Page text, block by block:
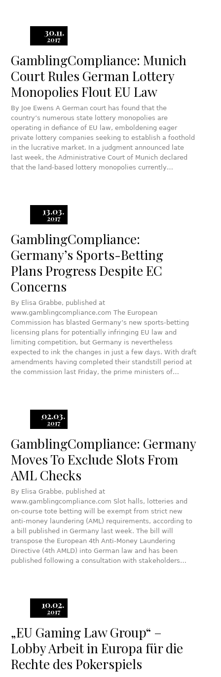
30.11.
2017
GamblingCompliance: Munich
Court Rules German Lottery
Monopolies Flout EU Law
By Joe Ewens A German court has found that the
country’s numerous state lottery monopolies are
operating in defiance of EU law, emboldening eager
private lottery companies seeking to establish a foothold
in the lucrative market. In a judgment announced late
last week, the Administrative Court of Munich declared
that the land-based lottery monopolies currently…
13.03.
2017
GamblingCompliance:
Germany’s Sports-Betting
Plans Progress Despite EC
Concerns
By Elisa Grabbe, published at
www.gamblingcompliance.com The European
Commission has blasted Germany’s new sports-betting
licensing plans for potentially infringing EU law and
limiting competition, but Germany is nevertheless
expected to ink the changes in just a few days. With draft
amendments having completed their standstill period at
the commission last Friday, the prime ministers of…
02.03.
2017
GamblingCompliance: Germany
Moves To Exclude Slots From
AML Checks
By Elisa Grabbe, published at
www.gamblingcompliance.com Slot halls, lotteries and
on-course tote betting will be exempt from strict new
anti-money laundering (AML) requirements, according to
a bill published in Germany last week. The bill will
transpose the European 4th Anti-Money Laundering
Directive (4th AMLD) into German law and has been
published following a consultation with stakeholders…
10.02.
2017
„EU Gaming Law Group“ –
Lobby Arbeit in Europa für die
Rechte des Pokerspiels